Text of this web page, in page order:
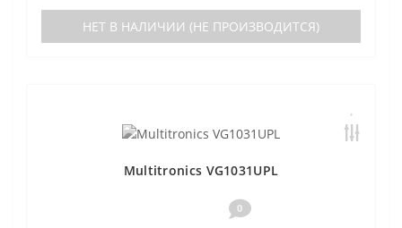
НЕТ В НАЛИЧИИ (НЕ ПРОИЗВОДИТСЯ)
Multitronics VG1031UPL
0